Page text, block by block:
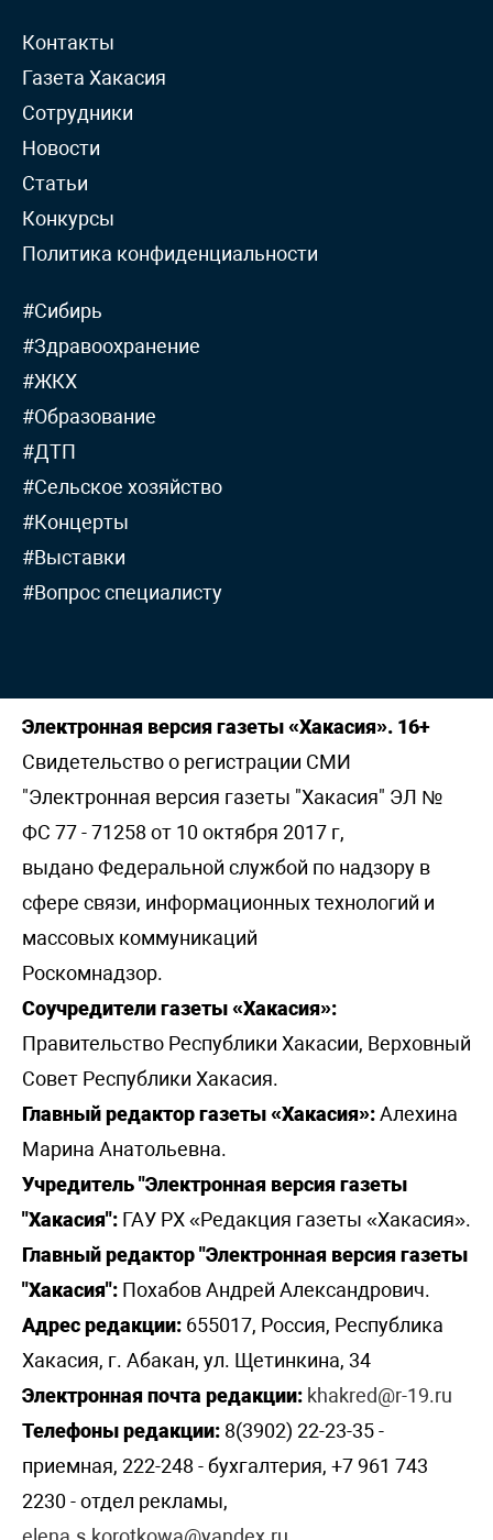
Контакты
Газета Хакасия
Сотрудники
Новости
Статьи
Конкурсы
Политика конфиденциальности
#Сибирь
#Здравоохранение
#ЖКХ
#Образование
#ДТП
#Сельское хозяйство
#Концерты
#Выставки
#Вопрос специалисту
Электронная версия газеты «Хакасия». 16+
Свидетельство о регистрации СМИ
"Электронная версия газеты "Хакасия" ЭЛ №
ФС 77 - 71258 от 10 октября 2017 г,
выдано Федеральной службой по надзору в
сфере связи, информационных технологий и
массовых коммуникаций
Роскомнадзор.
Соучредители газеты «Хакасия»:
Правительство Республики Хакасии, Верховный
Совет Республики Хакасия.
Главный редактор газеты «Хакасия»:Алехина
Марина Анатольевна.
Учредитель "Электронная версия газеты
"Хакасия": ГАУ РХ «Редакция газеты «Хакасия».
Главный редактор "Электронная версия газеты
"Хакасия": Похабов Андрей Александрович.
Адрес редакции: 655017, Россия, Республика
Хакасия, г. Абакан, ул. Щетинкина, 34
Электронная почта редакции: khakred@r-19.ru
Телефоны редакции: 8(3902) 22-23-35 -
приемная, 222-248 - бухгалтерия, +7 961 743
2230 - отдел рекламы,